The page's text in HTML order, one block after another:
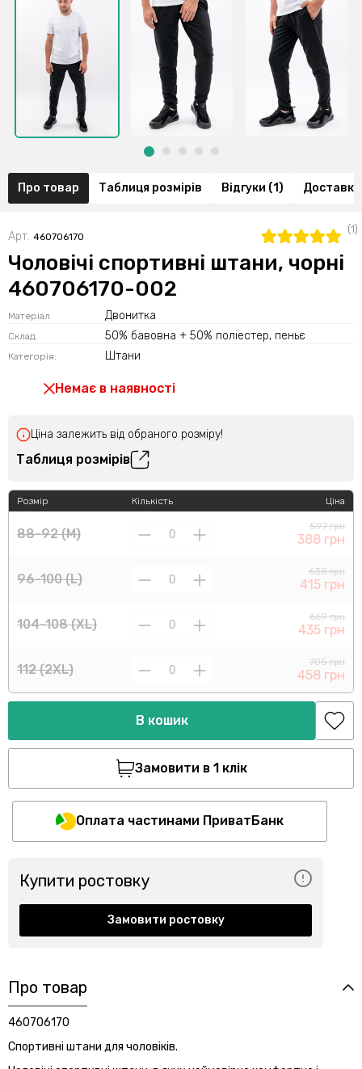
Про товар Таблиця розмірів Відгуки (1)
Арт. 460706170
(1)
Чоловічі спортивні штани, чорні
460706170-002
Матеріал Двонитка
Склад 50% бавовна + 50% поліестер, пеньє
Категорія: Штани
Немає в наявності
Ціна залежить від обраного розміру!
Таблиця розмірів
Розмір
88-92 (M)
96-100 (L)
104-108 (XL)
112 (2XL)
Кількість Ціна
597 грн
388 грн
638 грн
415 грн
669 грн
435 грн
705 грн
458 грн
В кошик
Замовити в 1 клік
Оплата частинами ПриватБанк
Купити ростовку
Замовити ростовку
Про товар
460706170
Спортивні штани для чоловіків.